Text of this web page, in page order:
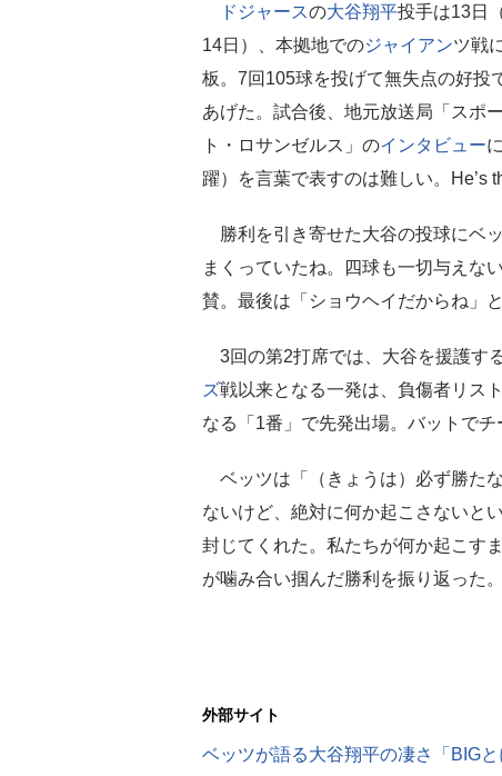
ドジャースの大谷翔平投手は13日
14日）、本拠地でのジャイアンツ戦
板。7回105球を投げて無失点の好投
あげた。試合後、地元放送局「スポ
ト・ロサンゼルス」のインタビュー
躍）を言葉で表すのは難しい。He’s
勝利を引き寄せた大谷の投球にベ
まくっていたね。四球も一切与えな
賛。最後は「ショウヘイだからね」
3回の第2打席では、大谷を援護す
ズ戦以来となる一発は、負傷者リス
なる「1番」で先発出場。バットでチ
ベッツは「（きょうは）必ず勝た
ないけど、絶対に何か起こさないと
封じてくれた。私たちが何か起こす
が噛み合い掴んだ勝利を振り返った
外部サイト
ベッツが語る大谷翔平の凄さ「BIGと